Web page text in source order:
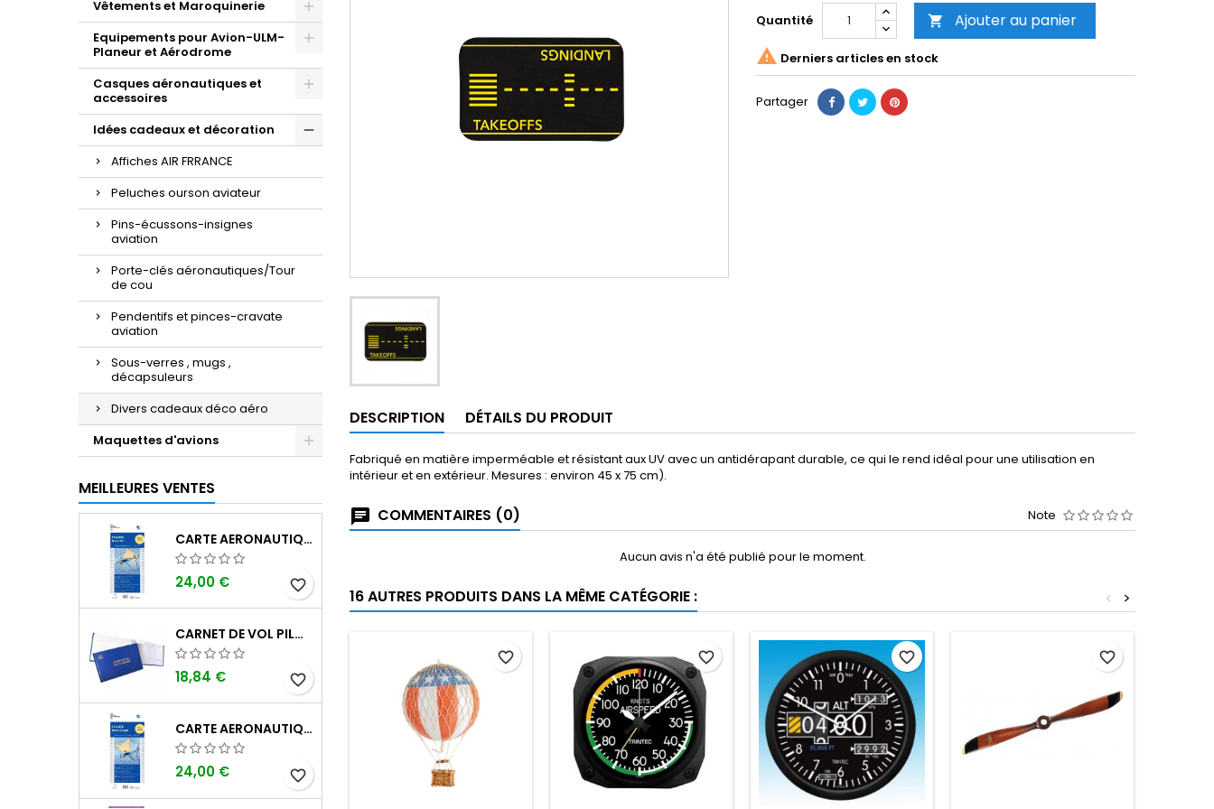
Vêtements et Maroquinerie
Equipements pour Avion-ULM-
Planeur et Aérodrome
Casques aéronautiques et
accessoires
Idées cadeaux et décoration
Affiches AIR FRRANCE
Peluches ourson aviateur
Pins-écussons-insignes
aviation
Porte-clés aéronautiques/Tour
de cou
Pendentifs et pinces-cravate
aviation
Sous-verres , mugs ,
décapsuleurs
Divers cadeaux déco aéro
Maquettes d'avions
MEILLEURES VENTES
CARTE AERONAUTIQUE OACI SIA FRANCE NORD EST 2026 AU 1/500 000
24,00 € favorite_border
CARNET DE VOL PILOTE EASA "AVIONS/HÉLICOPTÈRES" DGAC
18,84 € favorite_border
CARTE AERONAUTIQUE OACI SIA FRANCE NORD OUEST 2026 AU 1/500 000
24,00 € favorite_border
Quantité  Ajouter au panier
 Derniers articles en stock
Partager
DESCRIPTION DÉTAILS DU PRODUIT
Fabriqué en matière imperméable et résistant aux UV avec un antidérapant durable, ce qui le rend idéal pour une utilisation en
intérieur et en extérieur. Mesures : environ 45 x 75 cm).
COMMENTAIRES (0) Note
Aucun avis n'a été publié pour le moment.
16 AUTRES PRODUITS DANS LA MÊME CATÉGORIE : >
<
favorite_border favorite_border favorite_border favorite_border